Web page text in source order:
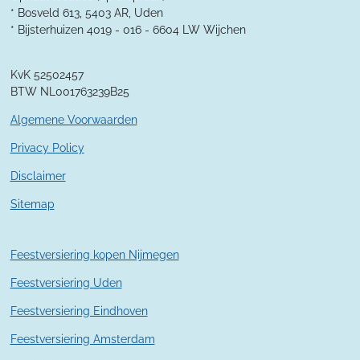
1
4
5
7
4
2
s
e
e
n
* Bosveld 613, 5403 AR, Uden
* Bijsterhuizen 4019 - 016 - 6604 LW Wijchen
KvK 52502457
BTW NL001763239B25
Algemene Voorwaarden
Privacy Policy
Disclaimer
Sitemap
Feestversiering kopen Nijmegen
Feestversiering Uden
Feestversiering Eindhoven
Feestversiering Amsterdam